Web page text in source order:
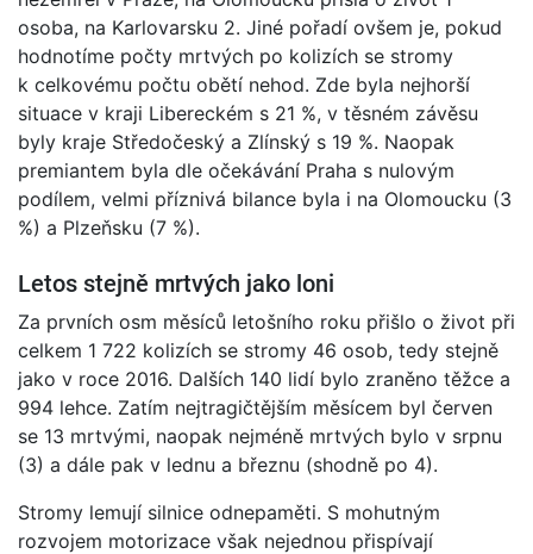
osoba, na Karlovarsku 2. Jiné pořadí ovšem je, pokud
hodnotíme počty mrtvých po kolizích se stromy
k celkovému počtu obětí nehod. Zde byla nejhorší
situace v kraji Libereckém s 21 %, v těsném závěsu
byly kraje Středočeský a Zlínský s 19 %. Naopak
premiantem byla dle očekávání Praha s nulovým
podílem, velmi příznivá bilance byla i na Olomoucku (3
%) a Plzeňsku (7 %).
Letos stejně mrtvých jako loni
Za prvních osm měsíců letošního roku přišlo o život při
celkem 1 722 kolizích se stromy 46 osob, tedy stejně
jako v roce 2016. Dalších 140 lidí bylo zraněno těžce a
994 lehce. Zatím nejtragičtějším měsícem byl červen
se 13 mrtvými, naopak nejméně mrtvých bylo v srpnu
(3) a dále pak v lednu a březnu (shodně po 4).
Stromy lemují silnice odnepaměti. S mohutným
rozvojem motorizace však nejednou přispívají